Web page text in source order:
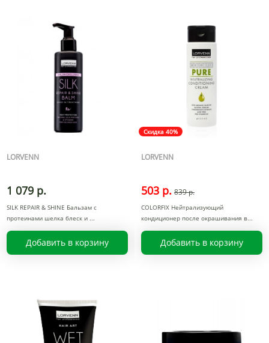
LORVENN
1 079 р.
SILK REPAIR & SHINE Бальзам с
протеинами шелка блеск и
Добавить в корзину
Скидка 40%
LORVENN
503 р. 839 р.
COLORFIX Нейтрализующий
кондиционер после окрашивания в
Добавить в корзину